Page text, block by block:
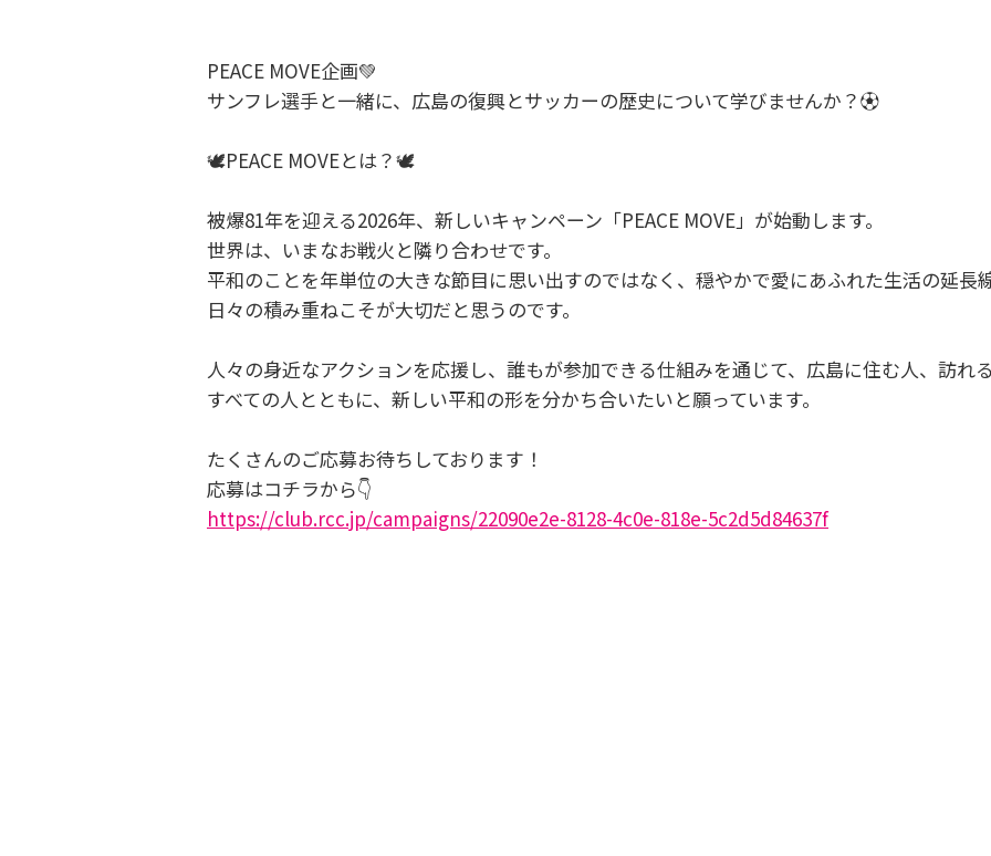
PEACE MOVE企画💚
サンフレ選手と一緒に、広島の復興とサッカーの歴史について学びませんか？⚽
🕊️PEACE MOVEとは？🕊️
被爆81年を迎える2026年、新しいキャンペーン「PEACE MOVE」が始動します。
世界は、いまなお戦火と隣り合わせです。
平和のことを年単位の大きな節目に思い出すのではなく、穏やかで愛にあふれた生活の延長
日々の積み重ねこそが大切だと思うのです。
人々の身近なアクションを応援し、誰もが参加できる仕組みを通じて、広島に住む人、訪れ
すべての人とともに、新しい平和の形を分かち合いたいと願っています。
たくさんのご応募お待ちしております！
応募はコチラから👇
https://club.rcc.jp/campaigns/22090e2e-8128-4c0e-818e-5c2d5d84637f